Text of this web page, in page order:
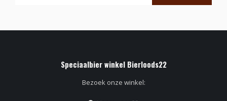
Speciaalbier winkel Bierloods22
Bezoek onze winkel: